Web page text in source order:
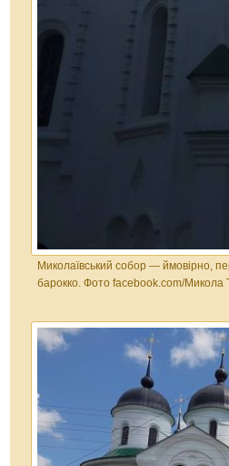
Миколаївський собор — ймовірно,
барокко. Фото facebook.com/Микола